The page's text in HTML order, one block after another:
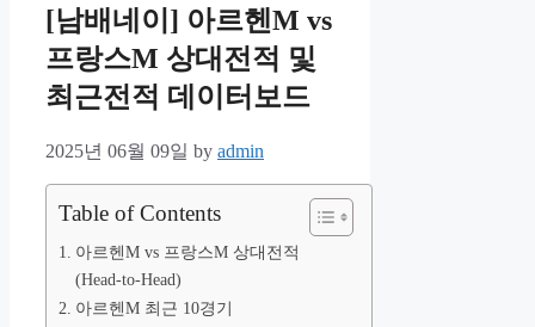
[남배네이] 아르헨M vs
프랑스M 상대전적 및
최근전적 데이터보드
2025년 06월 09일 by admin
Table of Contents
아르헨M vs 프랑스M 상대전적
(Head-to-Head)
아르헨M 최근 10경기